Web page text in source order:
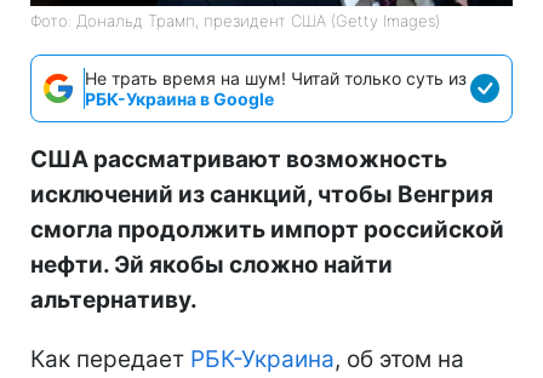
Фото: Дональд Трамп, президент США (Getty Images)
Не трать время на шум! Читай только суть из
РБК-Украина в Google
США рассматривают возможность
исключений из санкций, чтобы Венгрия
смогла продолжить импорт российской
нефти. Эй якобы сложно найти
альтернативу.
Как передает РБК-Украина, об этом на